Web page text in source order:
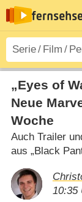
„Eyes of
Neue
Woche
Auch Trailer
aus „Black
10:35